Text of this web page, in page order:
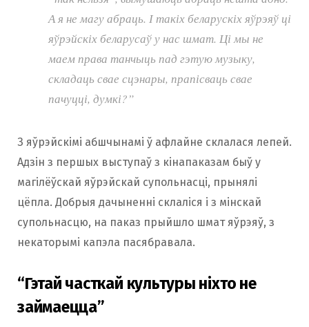
А я не магу абраць. І такіх беларускіх яўрэяў ці
яўрэйскіх беларусаў у нас шмат. Ці мы не
маем права танчыць пад гэтую музыку,
складаць свае сцэнары, прапісваць свае
пачуцці, думкі?”
З яўрэйскімі абшчынамі ў афлайне склалася лепей.
Адзін з першых выступаў з кінапаказам быў у
магілёўскай яўрэйскай супольнасці, прынялі
цёпла. Добрыя дачыненні склаліся і з мінскай
супольнасцю, на паказ прыйшло шмат яўрэяў, з
некаторымі капэла пасябравала.
“Гэтай часткай культуры ніхто не
займаецца”